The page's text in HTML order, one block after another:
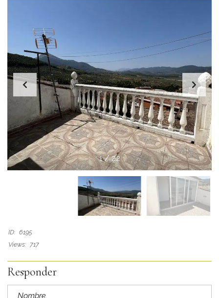
1/22
ID: 6195
Views: 717
Responder